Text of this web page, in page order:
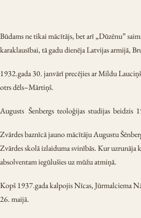
Būdams ne tikai mācītājs, bet arī „Dūzēnu”
karaklausībai, tā gadu dienēja Latvijas armijā,
1932.gada 30. janvārī precējies ar Mildu
otrs dēls–Mārtiņš.
Augusts Šenbergs teoloģijas studijas beidzis
Zvārdes baznīcā jauno mācītāju Augustu
Zvārdes skolā izlaiduma svinībās. Kur uzrunāja
absolventam iegūlušies uz mūžu atmiņā.
Kopš 1937.gada kalpojis Nīcas, Jūrmalciema
26. maijā.